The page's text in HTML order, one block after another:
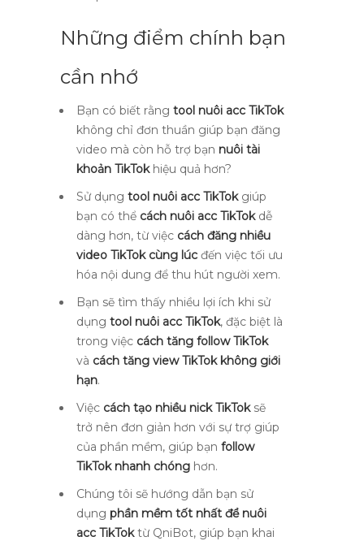
Những điểm chính bạn
cần nhớ
Bạn có biết rằng tool nuôi acc TikTok
không chỉ đơn thuần giúp bạn đăng
video mà còn hỗ trợ bạn nuôi tài
khoản TikTokhiệu quả hơn?
Sử dụng tool nuôi acc TikTokgiúp
bạn có thể cách nuôi acc TikTokdễ
dàng hơn, từ việc cách đăng nhiều
video TikTok cùng lúc đến việc tối ưu
hóa nội dung để thu hút người xem.
Bạn sẽ tìm thấy nhiều lợi ích khi sử
dụng tool nuôi acc TikTok, đặc biệt là
trong việc cách tăng follow TikTok
và cách tăng view TikTok không giới
hạn.
Việc cách tạo nhiều nick TikToksẽ
trở nên đơn giản hơn với sự trợ giúp
của phần mềm, giúp bạn follow
TikTok nhanh chóng hơn.
Chúng tôi sẽ hướng dẫn bạn sử
dụng phần mềm tốt nhất để nuôi
acc TikToktừ QniBot, giúp bạn khai